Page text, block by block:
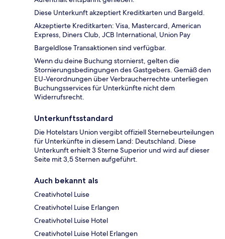
Diese Unterkunft akzeptiert Kreditkarten und Bargeld.
Akzeptierte Kreditkarten: Visa, Mastercard, American
Express, Diners Club, JCB International, Union Pay
Bargeldlose Transaktionen sind verfügbar.
Wenn du deine Buchung stornierst, gelten die
Stornierungsbedingungen des Gastgebers. Gemäß den
EU-Verordnungen über Verbraucherrechte unterliegen
Buchungsservices für Unterkünfte nicht dem
Widerrufsrecht.
Unterkunftsstandard
Die Hotelstars Union vergibt offiziell Sternebeurteilungen
für Unterkünfte in diesem Land: Deutschland. Diese
Unterkunft erhielt 3 Sterne Superior und wird auf dieser
Seite mit 3,5 Sternen aufgeführt.
Auch bekannt als
Creativhotel Luise
Creativhotel Luise Erlangen
Creativhotel Luise Hotel
Creativhotel Luise Hotel Erlangen